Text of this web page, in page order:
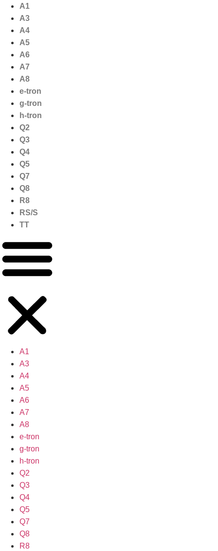
naar
inhoud
A1
A3
A4
A5
A6
A7
A8
e-tron
g-tron
h-tron
Q2
Q3
Q4
Q5
Q7
Q8
R8
RS/S
TT
A1
A3
A4
A5
A6
A7
A8
e-tron
g-tron
h-tron
Q2
Q3
Q4
Q5
Q7
Q8
R8